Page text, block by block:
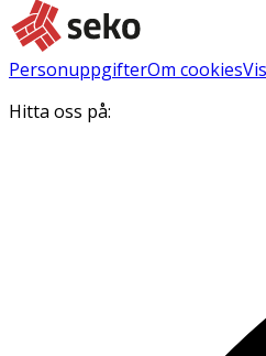
PersonuppgifterOm cookies
Hitta oss på: